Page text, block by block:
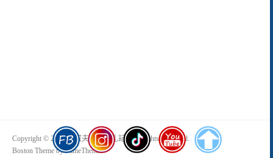
Copyright © 2026 傻蛋夫妻生活札記. All Rights Reserved.
Boston Theme byFameThemes